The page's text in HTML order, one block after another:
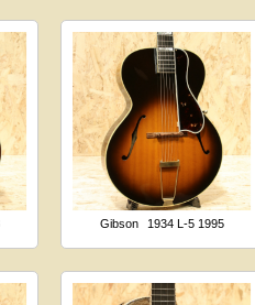
Gibson 1934 L-5 1995